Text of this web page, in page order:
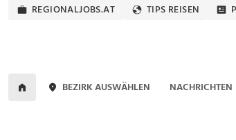
REGIONALJOBS.AT TIPS REISEN
BEZIRK AUSWÄHLEN NACHRICHTEN